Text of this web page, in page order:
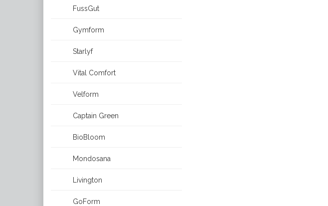
FussGut
Gymform
Starlyf
Vital Comfort
Velform
Captain Green
BioBloom
Mondosana
Livington
GoForm